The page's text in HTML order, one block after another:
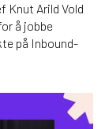
Knut Arild Vold
å jobbe
på Inbound-